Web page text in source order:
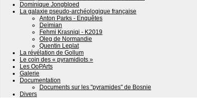
Dominique Jongbloed
La galaxie pseudo-archéologique française
Anton Parks - Enquêtes
Deïmian
Fehmi Krasniqi - K2019
Oleg de Normandie
Quentin Leplat
La révélation de Gollum
Le coin des « pyramidiots »
Les OoPArts
Galerie
Documentation
Documents sur les "pyramides" de Bosnie
Divers